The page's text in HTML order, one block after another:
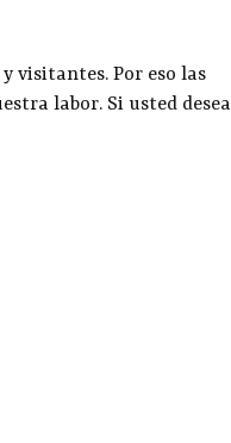
visitantes. Por eso las
labor. Si usted desea